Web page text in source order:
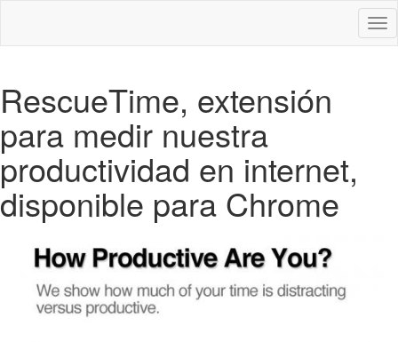
RescueTime, extensión
para medir nuestra
productividad en internet,
disponible para Chrome